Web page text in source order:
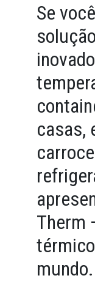
Se
casas,
Therm
mundo.